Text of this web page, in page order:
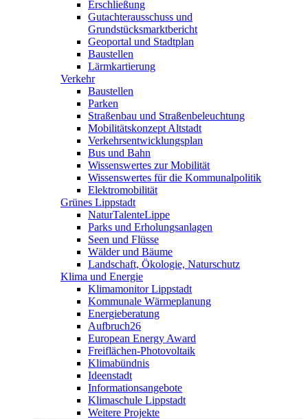
Erschließung
Gutachterausschuss und
Grundstücksmarktbericht
Geoportal und Stadtplan
Baustellen
Lärmkartierung
Verkehr
Baustellen
Parken
Straßenbau und Straßenbeleuchtung
Mobilitätskonzept Altstadt
Verkehrsentwicklungsplan
Bus und Bahn
Wissenswertes zur Mobilität
Wissenswertes für die Kommunalpolitik
Elektromobilität
Grünes Lippstadt
NaturTalenteLippe
Parks und Erholungsanlagen
Seen und Flüsse
Wälder und Bäume
Landschaft, Ökologie, Naturschutz
Klima und Energie
Klimamonitor Lippstadt
Kommunale Wärmeplanung
Energieberatung
Aufbruch26
European Energy Award
Freiflächen-Photovoltaik
Klimabündnis
Ideenstadt
Informationsangebote
Klimaschule Lippstadt
Weitere Projekte